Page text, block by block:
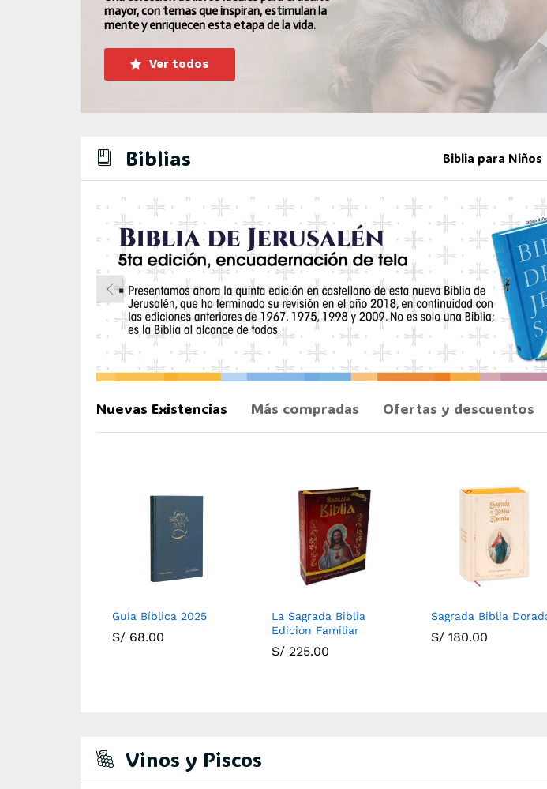
mayor, con temas que inspiran, estimulan la
mente y enriquecen esta etapa de la vida.
Ver todos
Biblias Biblia para Niños
Nuevas Existencias Más compradas Ofertas y descuentos
Guía Bíblica 2025
S/ 68.00
La Sagrada Biblia
Edición Familiar
S/ 225.00
Sagrada Biblia
S/ 180.00
Vinos y Piscos